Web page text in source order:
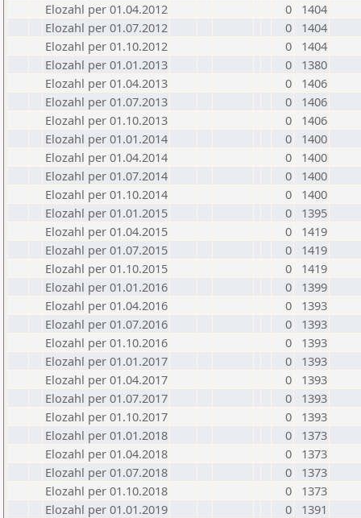
Elozahl per 01.04.2012
0
1404
Elozahl per 01.07.2012
0
1404
Elozahl per 01.10.2012
0
1404
Elozahl per 01.01.2013
0
1380
Elozahl per 01.04.2013
0
1406
Elozahl per 01.07.2013
0
1406
Elozahl per 01.10.2013
0
1406
Elozahl per 01.01.2014
0
1400
Elozahl per 01.04.2014
0
1400
Elozahl per 01.07.2014
0
1400
Elozahl per 01.10.2014
0
1400
Elozahl per 01.01.2015
0
1395
Elozahl per 01.04.2015
0
1419
Elozahl per 01.07.2015
0
1419
Elozahl per 01.10.2015
0
1419
Elozahl per 01.01.2016
0
1399
Elozahl per 01.04.2016
0
1393
Elozahl per 01.07.2016
0
1393
Elozahl per 01.10.2016
0
1393
Elozahl per 01.01.2017
0
1393
Elozahl per 01.04.2017
0
1393
Elozahl per 01.07.2017
0
1393
Elozahl per 01.10.2017
0
1393
Elozahl per 01.01.2018
0
1373
Elozahl per 01.04.2018
0
1373
Elozahl per 01.07.2018
0
1373
Elozahl per 01.10.2018
0
1373
Elozahl per 01.01.2019
0
1391